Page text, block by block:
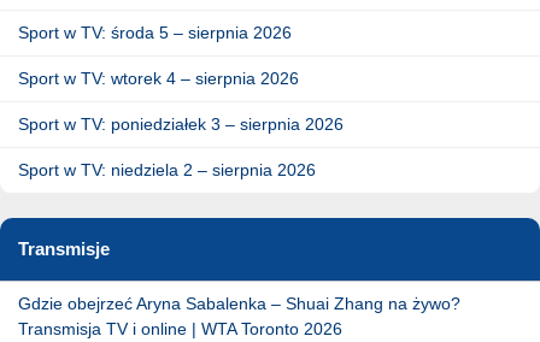
Sport w TV: środa 5 – sierpnia 2026
Sport w TV: wtorek 4 – sierpnia 2026
Sport w TV: poniedziałek 3 – sierpnia 2026
Sport w TV: niedziela 2 – sierpnia 2026
Transmisje
Gdzie obejrzeć Aryna Sabalenka – Shuai Zhang na żywo?
Transmisja TV i online | WTA Toronto 2026